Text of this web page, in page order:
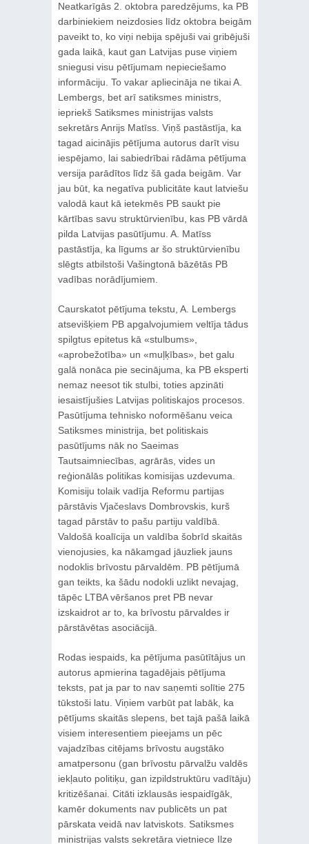
Neatkarīgās 2. oktobra paredzējums, ka PB
darbiniekiem neizdosies līdz oktobra beigām
paveikt to, ko viņi nebija spējuši vai gribējuši
gada laikā, kaut gan Latvijas puse viņiem
sniegusi visu pētījumam nepieciešamo
informāciju. To vakar apliecināja ne tikai A.
Lembergs, bet arī satiksmes ministrs,
iepriekš Satiksmes ministrijas valsts
sekretārs Anrijs Matīss. Viņš pastāstīja, ka
tagad aicinājis pētījuma autorus darīt visu
iespējamo, lai sabiedrībai rādāma pētījuma
versija parādītos līdz šā gada beigām. Var
jau būt, ka negatīva publicitāte kaut latviešu
valodā kaut kā ietekmēs PB saukt pie
kārtības savu struktūrvienību, kas PB vārdā
pilda Latvijas pasūtījumu. A. Matīss
pastāstīja, ka līgums ar šo struktūrvienību
slēgts atbilstoši Vašingtonā bāzētās PB
vadības norādījumiem.
Caurskatot pētījuma tekstu, A. Lembergs
atsevišķiem PB apgalvojumiem veltīja tādus
spilgtus epitetus kā «stulbums»,
«aprobežotība» un «muļķības», bet galu
galā nonāca pie secinājuma, ka PB eksperti
nemaz neesot tik stulbi, toties apzināti
iesaistījušies Latvijas politiskajos procesos.
Pasūtījuma tehnisko noformēšanu veica
Satiksmes ministrija, bet politiskais
pasūtījums nāk no Saeimas
Tautsaimniecības, agrārās, vides un
reģionālās politikas komisijas uzdevuma.
Komisiju tolaik vadīja Reformu partijas
pārstāvis Vjačeslavs Dombrovskis, kurš
tagad pārstāv to pašu partiju valdībā.
Valdošā koalīcija un valdība šobrīd skaitās
vienojusies, ka nākamgad jāuzliek jauns
nodoklis brīvostu pārvaldēm. PB pētījumā
gan teikts, ka šādu nodokli uzlikt nevajag,
tāpēc LTBA vēršanos pret PB nevar
izskaidrot ar to, ka brīvostu pārvaldes ir
pārstāvētas asociācijā.
Rodas iespaids, ka pētījuma pasūtītājus un
autorus apmierina tagadējais pētījuma
teksts, pat ja par to nav saņemti solītie 275
tūkstoši latu. Viņiem varbūt pat labāk, ka
pētījums skaitās slepens, bet tajā pašā laikā
visiem interesentiem pieejams un pēc
vajadzības citējams brīvostu augstāko
amatpersonu (gan brīvostu pārvalžu valdēs
iekļauto politiķu, gan izpildstruktūru vadītāju)
kritizēšanai. Citāti izklausās iespaidīgāk,
kamēr dokuments nav publicēts un pat
pārskata veidā nav latviskots. Satiksmes
ministrijas valsts sekretāra vietniece Ilze